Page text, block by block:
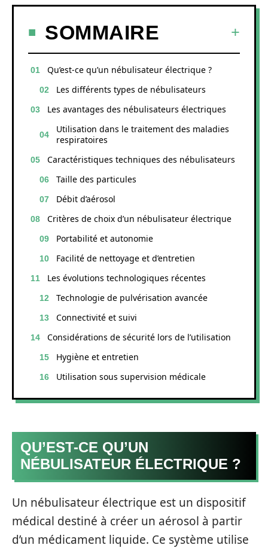
SOMMAIRE
Qu’est-ce qu’un nébulisateur électrique ?
Les différents types de nébulisateurs
Les avantages des nébulisateurs électriques
Utilisation dans le traitement des maladies
respiratoires
Caractéristiques techniques des nébulisateurs
Taille des particules
Débit d’aérosol
Critères de choix d’un nébulisateur électrique
Portabilité et autonomie
Facilité de nettoyage et d’entretien
Les évolutions technologiques récentes
Technologie de pulvérisation avancée
Connectivité et suivi
Considérations de sécurité lors de l’utilisation
Hygiène et entretien
Utilisation sous supervision médicale
QU’EST-CE QU’UN
NÉBULISATEUR ÉLECTRIQUE ?
Un nébulisateur électrique est un dispositif
médical destiné à créer un aérosol à partir
d’un médicament liquide. Ce système utilise